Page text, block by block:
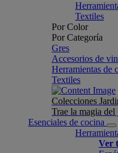
Textiles
Por Color
Por Categoría
Gres
Accesorios de
Herramientas de
Textiles
Colecciones
Trae la magia
Esenciales de cocina
Ver